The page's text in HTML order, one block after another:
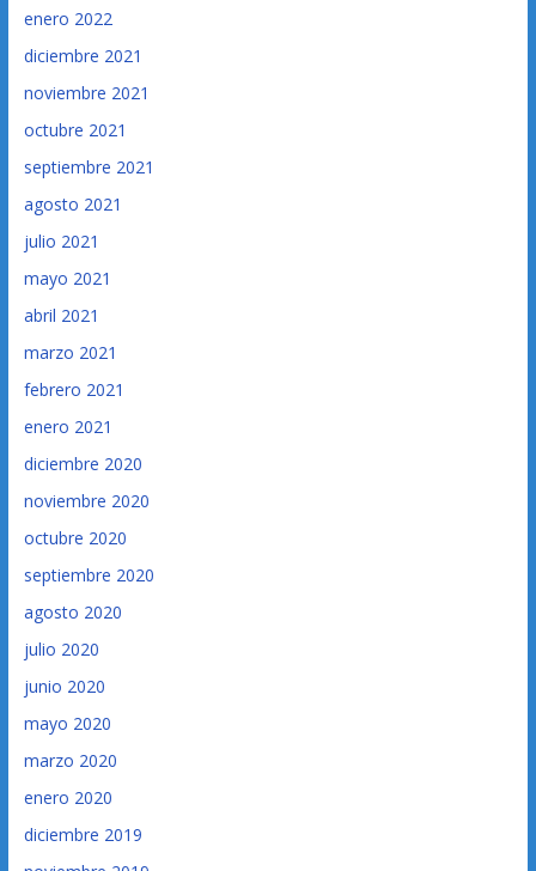
enero 2022
diciembre 2021
noviembre 2021
octubre 2021
septiembre 2021
agosto 2021
julio 2021
mayo 2021
abril 2021
marzo 2021
febrero 2021
enero 2021
diciembre 2020
noviembre 2020
octubre 2020
septiembre 2020
agosto 2020
julio 2020
junio 2020
mayo 2020
marzo 2020
enero 2020
diciembre 2019